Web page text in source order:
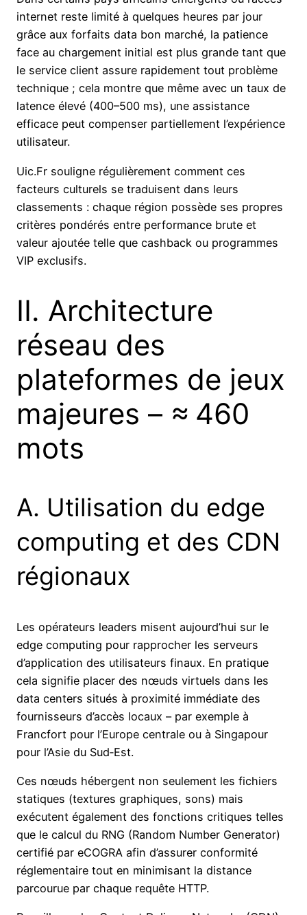
internet reste limité à quelques heures par jour
grâce aux forfaits data bon marché, la patience
face au chargement initial est plus grande tant que
le service client assure rapidement tout problème
technique ; cela montre que même avec un taux de
latence élevé (400–500 ms), une assistance
efficace peut compenser partiellement l’expérience
utilisateur.
Uic.Fr souligne régulièrement comment ces
facteurs culturels se traduisent dans leurs
classements : chaque région possède ses propres
critères pondérés entre performance brute et
valeur ajoutée telle que cashback ou programmes
VIP exclusifs.
II. Architecture
réseau des
plateformes de jeux
majeures – ≈ 460
mots
A. Utilisation du edge
computing et des CDN
régionaux
Les opérateurs leaders misent aujourd’hui sur le
edge computing pour rapprocher les serveurs
d’application des utilisateurs finaux. En pratique
cela signifie placer des nœuds virtuels dans les
data centers situés à proximité immédiate des
fournisseurs d’accès locaux – par exemple à
Francfort pour l’Europe centrale ou à Singapour
pour l’Asie du Sud‑Est.
Ces nœuds hébergent non seulement les fichiers
statiques (textures graphiques, sons) mais
exécutent également des fonctions critiques telles
que le calcul du RNG (Random Number Generator)
certifié par eCOGRA afin d’assurer conformité
réglementaire tout en minimisant la distance
parcourue par chaque requête HTTP.